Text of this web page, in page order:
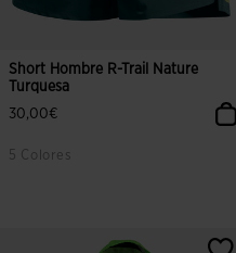
Short Hombre R-Trail Nature
Turquesa
30,00€
5 Colores
5 sobre 5 de valoración de clientes